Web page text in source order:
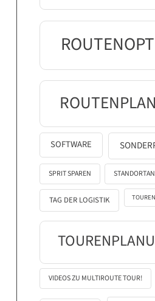
SOFTWARE
SPRIT SPAREN
TAG DER LOGISTIK
VIDEOS ZU MULTIROUTE TOUR!